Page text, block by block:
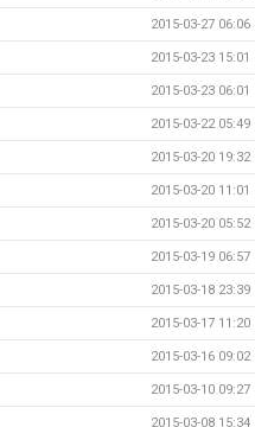
2015-03-27 06:06
2015-03-23 15:01
2015-03-23 06:01
2015-03-22 05:49
2015-03-20 19:32
2015-03-20 11:01
2015-03-20 05:52
2015-03-19 06:57
2015-03-18 23:39
2015-03-17 11:20
2015-03-16 09:02
2015-03-10 09:27
2015-03-08 15:34